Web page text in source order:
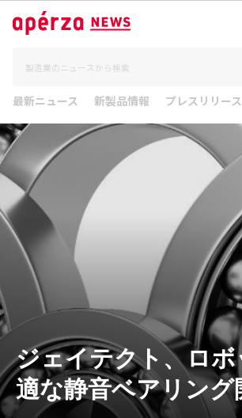
最新ニュース 新製品情報 プレスリリース
ジェイテクト、ロ
適な静音ベアリング